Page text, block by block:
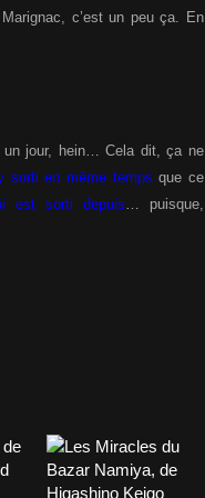
c’est un peu ça. En
un jour, hein… Cela dit, ça ne
sorti en même temps que ce
est sorti depuis… puisque,